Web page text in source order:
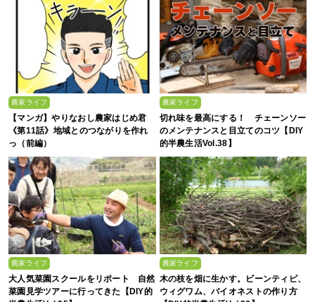
農家ライフ
【マンガ】やりなおし農家はじめ君
《第11話》地域とのつながりを作れ
っ（前編）
農家ライフ
切れ味を最高にする！ チェーンソー
のメンテナンスと目立てのコツ【DIY
的半農生活Vol.38】
農家ライフ
大人気菜園スクールをリポート 自然
菜園見学ツアーに行ってきた【DIY的
農家ライフ
木の枝を畑に生かす。ビーンティピ、
ウィグワム、バイオネストの作り方